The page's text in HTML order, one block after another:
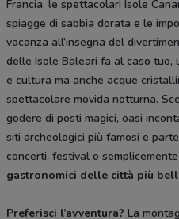
Francia, le spettacolari Isole
spiagge di sabbia dorata e le
vacanza all’insegna del
delle Isole Baleari fa al caso tuo,
e cultura ma anche acque
spettacolare movida notturna.
godere di posti magici, oasi
siti archeologici più famosi e
concerti, festival o
gastronomici delle città più
Preferisci l’avventura? La